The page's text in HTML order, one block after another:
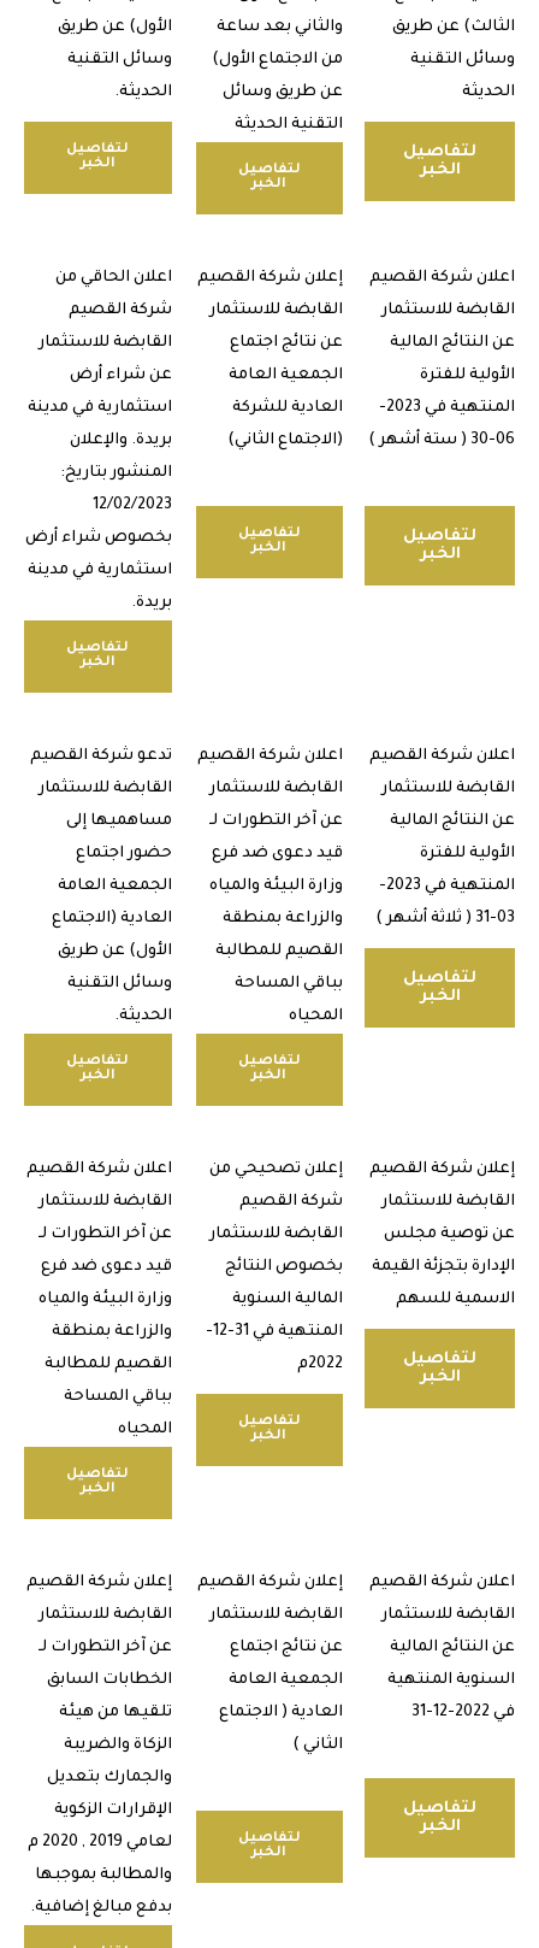
عن طريق
التقنية
لتفاصيل
والثاني بعد ساعة
من الاجتماع الأول)
عن طريق وسائل
التقنية الحديثة
لتفاصيل
الأول) عن طريق
وسائل التقنية
الحديثة.
لتفاصيل
شركة القصيم
للاستثمار
المالية
للفترة
المنتهية في 2023-
لتفاصيل
إعلان شركة القصيم
القابضة للاستثمار
عن نتائج اجتماع
الجمعية العامة
العادية للشركة
(الاجتماع الثاني)
لتفاصيل
اعلان الحاقي من
شركة القصيم
القابضة للاستثمار
عن شراء أرض
استثمارية في مدينة
بريدة. والإعلان
المنشور بتاريخ:
12/02/2023
بخصوص شراء أرض
استثمارية في مدينة
لتفاصيل
شركة القصيم
للاستثمار
المالية
للفترة
المنتهية في 2023-
لتفاصيل
اعلان شركة القصيم
القابضة للاستثمار
عن آخر التطورات لـ
قيد دعوى ضد فرع
وزارة البيئة والمياه
والزراعة بمنطقة
القصيم للمطالبة
بباقي المساحة
لتفاصيل
تدعو شركة القصيم
القابضة للاستثمار
مساهميها إلى
حضور اجتماع
الجمعية العامة
العادية (الاجتماع
الأول) عن طريق
وسائل التقنية
الحديثة.
لتفاصيل
شركة القصيم
للاستثمار
مجلس
بتجزئة القيمة
للسهم
لتفاصيل
إعلان تصحيحي من
شركة القصيم
القابضة للاستثمار
بخصوص النتائج
المالية السنوية
المنتهية في 31-12-
لتفاصيل
اعلان شركة القصيم
القابضة للاستثمار
عن آخر التطورات لـ
قيد دعوى ضد فرع
وزارة البيئة والمياه
والزراعة بمنطقة
القصيم للمطالبة
بباقي المساحة
المحياه
لتفاصيل
شركة القصيم
للاستثمار
المالية
المنتهية
لتفاصيل
إعلان شركة القصيم
القابضة للاستثمار
عن نتائج اجتماع
الجمعية العامة
العادية ( الاجتماع
لتفاصيل
إعلان شركة القصيم
القابضة للاستثمار
عن آخر التطورات لـ
الخطابات السابق
تلقيها من هيئة
الزكاة والضريبة
والجمارك بتعديل
الإقرارات الزكوية
لعامي 2019 , 2020 م
والمطالبة بموجبها
بدفع مبالغ إضافية.